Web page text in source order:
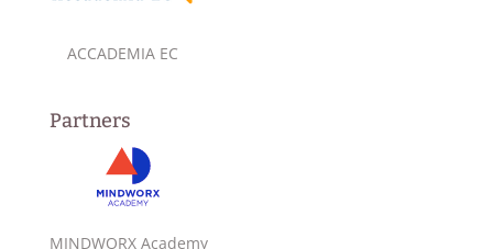
ACCADEMIA EC
Partners
MINDWORX Academy